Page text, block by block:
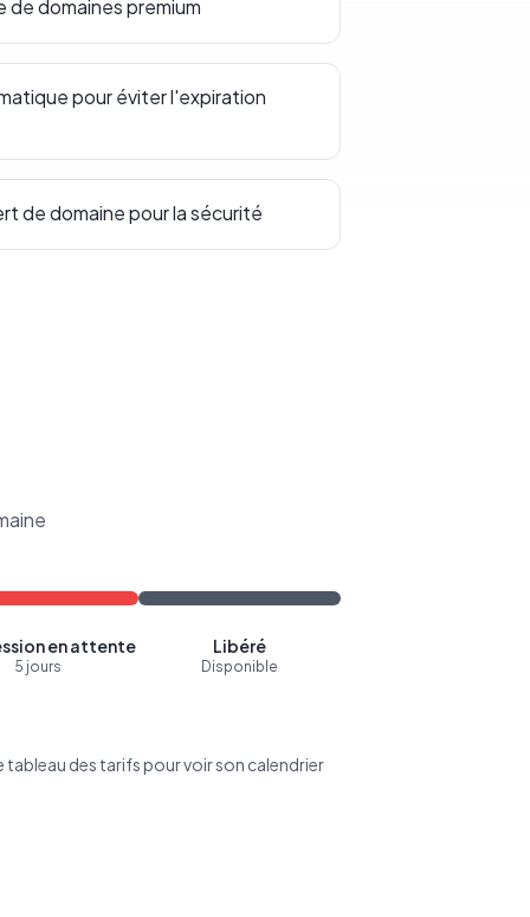
de domaines premium
pour éviter l'expiration
de domaine pour la sécurité
en attente
5 jours
Libéré
Disponible
des tarifs pour voir son calendrier